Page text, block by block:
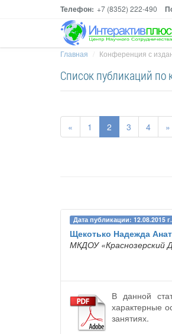
Телефон: +7 (8352) 222-490
Главная Конференция с
Список публикаций по
« 1 2 3 4 »
Дата публикации: 12.08.2015 г.
Щекотько Надежда
МКДОУ «Краснозерский
В данной
характерные
занятиях.